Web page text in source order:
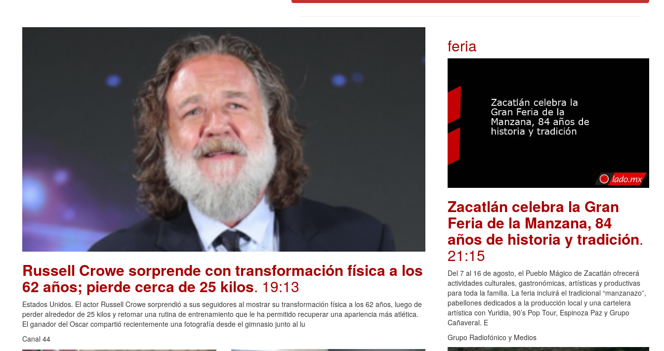
Russell Crowe sorprende con transformación física a los
62 años; pierde cerca de 25 kilos. 19:13
Estados Unidos. El actor Russell Crowe sorprendió a sus seguidores al mostrar su transformación física a los 62 años, luego de
perder alrededor de 25 kilos y retomar una rutina de entrenamiento que le ha permitido recuperar una apariencia más atlética.
El ganador del Oscar compartió recientemente una fotografía desde el gimnasio junto al lu
Canal 44
feria
Zacatlán celebra la Gran
Feria de la Manzana, 84
años de historia y tradición.
21:15
Del 7 al 16 de agosto, el Pueblo Mágico de Zacatlán ofrecerá
actividades culturales, gastronómicas, artísticas y productivas
para toda la familia. La feria incluirá el tradicional “manzanazo”,
pabellones dedicados a la producción local y una cartelera
artística con Yuridia, 90’s Pop Tour, Espinoza Paz y Grupo
Cañaveral. E
Grupo Radiofónico y Medios